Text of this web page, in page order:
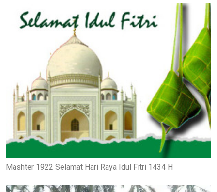
Mashter 1922 Selamat Hari Raya Idul Fitri 1434 H